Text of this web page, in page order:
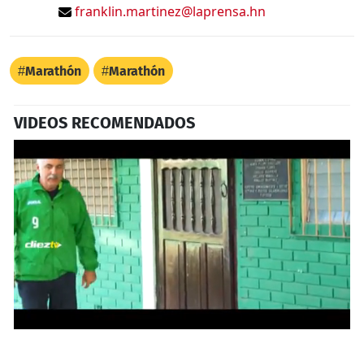
franklin.martinez@laprensa.hn
Marathón Marathón
VIDEOS RECOMENDADOS